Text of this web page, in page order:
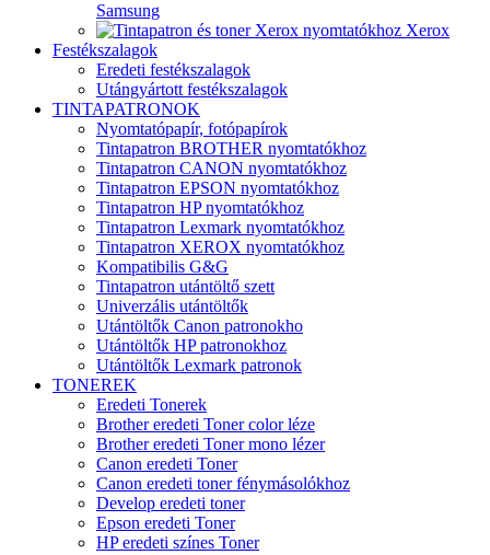
Samsung
Xerox
Festékszalagok
Eredeti festékszalagok
Utángyártott festékszalagok
TINTAPATRONOK
Nyomtatópapír, fotópapírok
Tintapatron BROTHER nyomtatókhoz
Tintapatron CANON nyomtatókhoz
Tintapatron EPSON nyomtatókhoz
Tintapatron HP nyomtatókhoz
Tintapatron Lexmark nyomtatókhoz
Tintapatron XEROX nyomtatókhoz
Kompatibilis G&G
Tintapatron utántöltő szett
Univerzális utántöltők
Utántöltők Canon patronokho
Utántöltők HP patronokhoz
Utántöltők Lexmark patronok
TONEREK
Eredeti Tonerek
Brother eredeti Toner color léze
Brother eredeti Toner mono lézer
Canon eredeti Toner
Canon eredeti toner fénymásolókhoz
Develop eredeti toner
Epson eredeti Toner
HP eredeti színes Toner